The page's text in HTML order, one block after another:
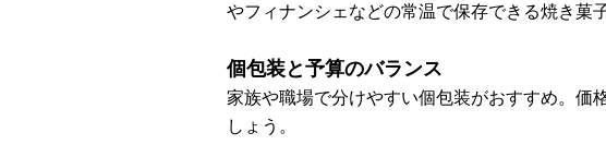
やフィナンシェなどの常温で保存できる焼き菓
個包装と予算のバランス
家族や職場で分けやすい個包装がおすすめ。価
しょう。